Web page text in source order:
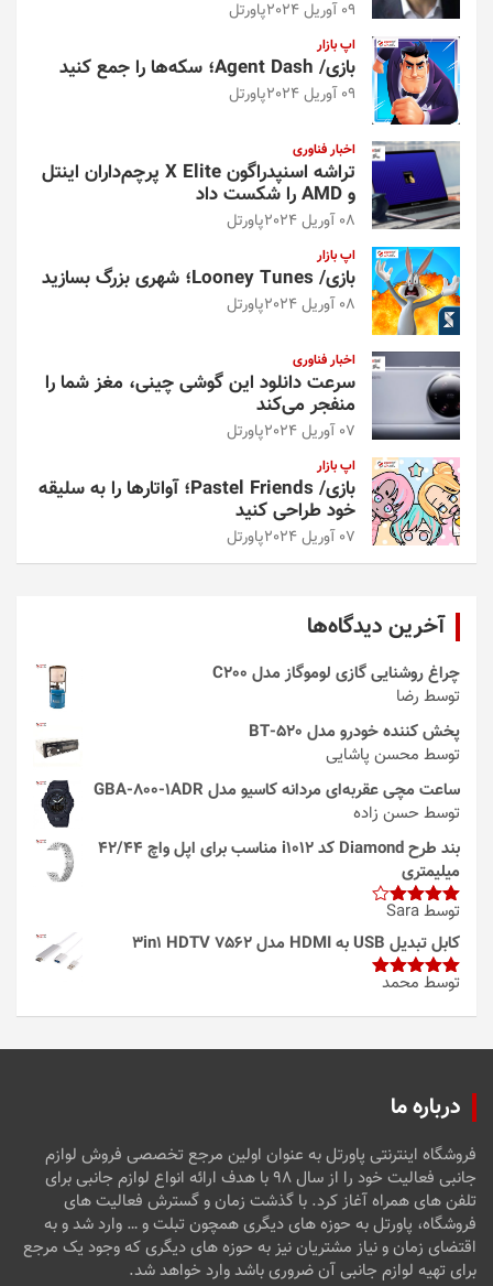
09 آوریل 2024 پاورتل
اپ بازار
بازی/ Agent Dash؛ سکه‌ها را جمع کنید
09 آوریل 2024 پاورتل
اخبار فناوری
تراشه اسنپدراگون X Elite پرچم‌داران اینتل
و AMD را شکست داد
08 آوریل 2024 پاورتل
اپ بازار
بازی/ Looney Tunes؛ شهری بزرگ بسازید
08 آوریل 2024 پاورتل
اخبار فناوری
سرعت دانلود این گوشی چینی، مغز شما را
منفجر می‌کند
07 آوریل 2024 پاورتل
اپ بازار
بازی/ Pastel Friends؛ آواتارها را به سلیقه
خود طراحی کنید
07 آوریل 2024 پاورتل
آخرین دیدگاه‌ها
چراغ روشنایی گازی لوموگاز مدل C200
توسط رضا
پخش کننده خودرو مدل 520-BT
توسط محسن پاشایی
ساعت مچی عقربه‌ای مردانه کاسیو مدل GBA-800-1ADR
توسط حسن زاده
بند طرح Diamond کد i1012 مناسب برای اپل واچ 42/44
میلیمتری
امتیاز4
از 5
توسط Sara
کابل تبدیل USB به HDMI مدل 3in1 HDTV 7562
امتیاز5از
توسط محمد
درباره ما
فروشگاه اینترنتی پاورتل به عنوان اولین مرجع تخصصی فروش لوازم
جانبی فعالیت خود را از سال ۹۸ با هدف ارائه انواع لوازم جانبی برای
تلفن های همراه آغاز کرد. با گذشت زمان و گسترش فعالیت های
فروشگاه، پاورتل به حوزه های دیگری همچون تبلت و … وارد شد و به
اقتضای زمان و نیاز مشتریان نیز به حوزه های دیگری که وجود یک مرجع
برای تهیه لوازم جانبی آن ضروری باشد وارد خواهد شد.